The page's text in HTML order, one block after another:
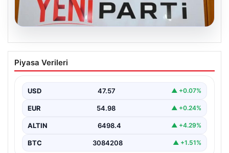
Özgür Özel’den Türkiye’nin Tüm
Demokratlarına Yeni Parti Çağrısı
Meclis’te gerçekleştirdiği ilk grup toplantısında önemli
açıklamalarda…
Piyasa Verileri
USD 47.57 ▲ +0.07%
EUR 54.98 ▲ +0.24%
ALTIN 6498.4 ▲ +4.29%
BTC 3084208 ▲ +1.51%